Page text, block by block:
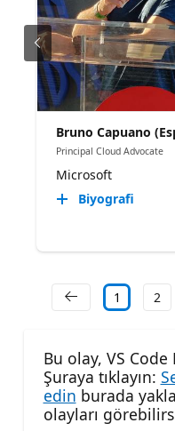
Bruno Capuano
Principal Cloud Advocate
Microsoft
Biyografi
1 2
Bu olay, VS Code
Şuraya tıklayın:
edin burada
olayları